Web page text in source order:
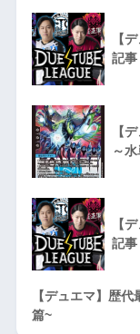
【
記事
【
～
【
記事
【デュエマ】歴
篇~